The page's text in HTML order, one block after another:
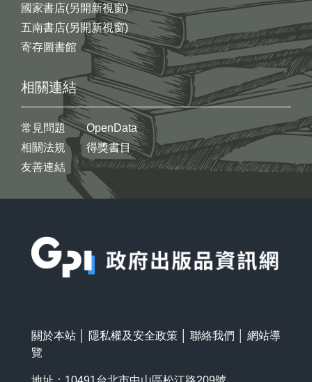
國家書店(另開新視窗)
五南書店(另開新視窗)
寄存圖書館
相關連結
常見問題
相關法規
友善連結
OpenData
得獎書目
關於本站 隱私權及安全政策 聯絡我們
網站導
覽